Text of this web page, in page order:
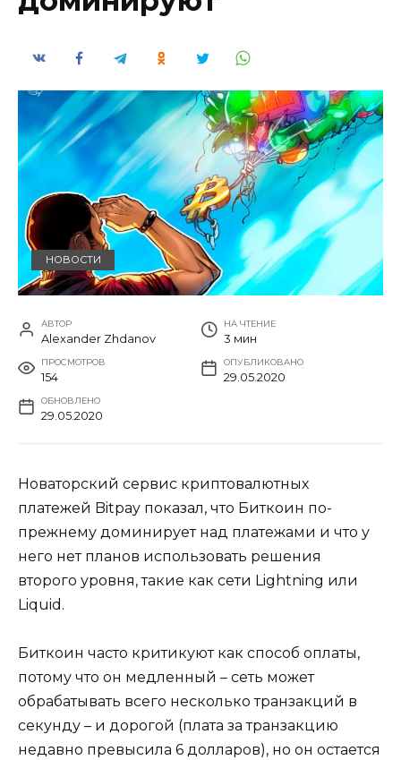
НОВОСТИ
АВТОР
Alexander Zhdanov
НА ЧТЕНИЕ
3 мин
ПРОСМОТРОВ
154
ОПУБЛИКОВАНО
29.05.2020
ОБНОВЛЕНО
29.05.2020
Новаторский сервис криптовалютных
платежей Bitpay показал, что Биткоин по-
прежнему доминирует над платежами и что у
него нет планов использовать решения
второго уровня, такие как сети Lightning или
Liquid.
Биткоин часто критикуют как способ оплаты,
потому что он медленный – сеть может
обрабатывать всего несколько транзакций в
секунду – и дорогой (плата за транзакцию
недавно превысила 6 долларов), но он остается